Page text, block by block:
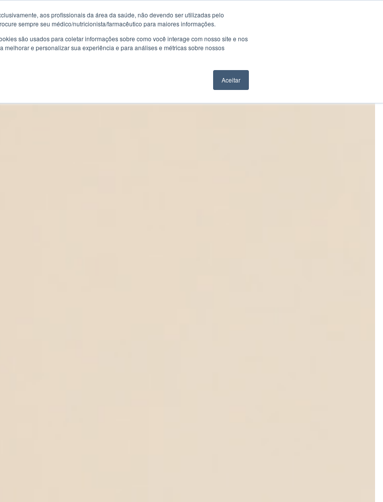
aos profissionais da área da saúde, não devendo ser utilizadas pelo
sempre seu médico/nutricionista/farmacêutico para maiores informações.
são usados para coletar informações sobre como você interage com nosso site e nos
melhorar e personalizar sua experiência e para análises e métricas sobre nossos
Aceitar
Veterinário Ativos A-Z Área do Cliente Contato Cadastre-se